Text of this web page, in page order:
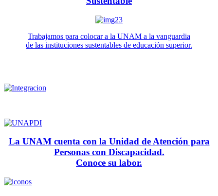
Trabajamos para colocar a la UNAM a la vanguardia
de las instituciones sustentables de educación superior.
La UNAM cuenta con la Unidad de Atención para
Personas con Discapacidad.
Conoce su labor.